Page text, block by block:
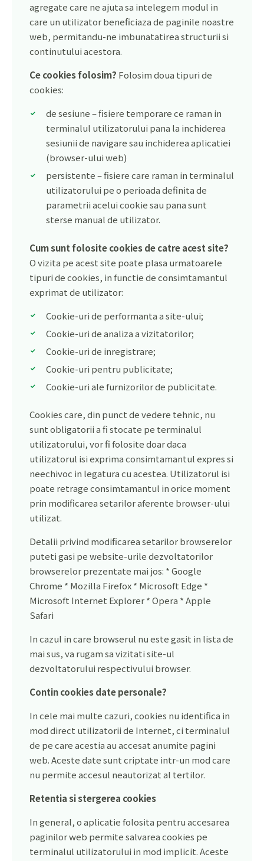
agregate care ne ajuta sa intelegem modul in
care un utilizator beneficiaza de paginile noastre
web, permitandu-ne imbunatatirea structurii si
continutului acestora.
Ce cookies folosim? Folosim doua tipuri de
cookies:
de sesiune – fisiere temporare ce raman in
terminalul utilizatorului pana la inchiderea
sesiunii de navigare sau inchiderea aplicatiei
(browser-ului web)
persistente – fisiere care raman in terminalul
utilizatorului pe o perioada definita de
parametrii acelui cookie sau pana sunt
sterse manual de utilizator.
Cum sunt folosite cookies de catre acest site?
O vizita pe acest site poate plasa urmatoarele
tipuri de cookies, in functie de consimtamantul
exprimat de utilizator:
Cookie-uri de performanta a site-ului;
Cookie-uri de analiza a vizitatorilor;
Cookie-uri de inregistrare;
Cookie-uri pentru publicitate;
Cookie-uri ale furnizorilor de publicitate.
Cookies care, din punct de vedere tehnic, nu
sunt obligatorii a fi stocate pe terminalul
utilizatorului, vor fi folosite doar daca
utilizatorul isi exprima consimtamantul expres si
neechivoc in legatura cu acestea. Utilizatorul isi
poate retrage consimtamantul in orice moment
prin modificarea setarilor aferente browser-ului
utilizat.
Detalii privind modificarea setarilor browserelor
puteti gasi pe website-urile dezvoltatorilor
browserelor prezentate mai jos: * Google
Chrome * Mozilla Firefox * Microsoft Edge *
Microsoft Internet Explorer * Opera * Apple
Safari
In cazul in care browserul nu este gasit in lista de
mai sus, va rugam sa vizitati site-ul
dezvoltatorului respectivului browser.
Contin cookies date personale?
In cele mai multe cazuri, cookies nu identifica in
mod direct utilizatorii de Internet, ci terminalul
de pe care acestia au accesat anumite pagini
web. Aceste date sunt criptate intr-un mod care
nu permite accesul neautorizat al tertilor.
Retentia si stergerea cookies
In general, o aplicatie folosita pentru accesarea
paginilor web permite salvarea cookies pe
terminalul utilizatorului in mod implicit. Aceste